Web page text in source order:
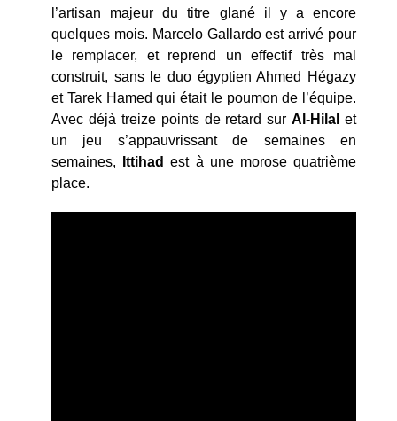
l’artisan majeur du titre glané il y a encore
quelques mois. Marcelo Gallardo est arrivé pour
le remplacer, et reprend un effectif très mal
construit, sans le duo égyptien Ahmed Hégazy
et Tarek Hamed qui était le poumon de l’équipe.
Avec déjà treize points de retard surAl-Hilal et
un jeu s’appauvrissant de semaines en
semaines,
Ittihad est à une morose quatrième
place.